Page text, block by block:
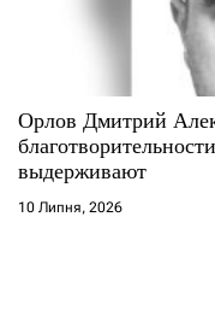
Орлов Дмитрий
выдерживают
10 Липня, 2026